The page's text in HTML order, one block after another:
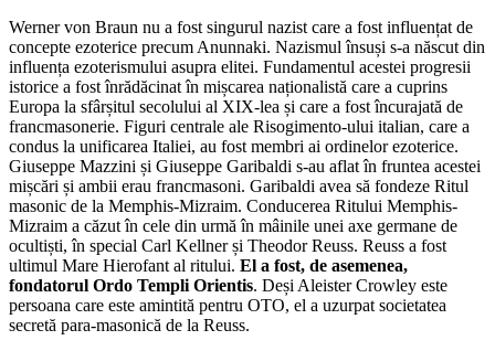
Werner von Braun nu a fost singurul nazist care a fost influențat de
concepte ezoterice precum Anunnaki. Nazismul însuși s-a născut din
influența ezoterismului asupra elitei. Fundamentul acestei progresii
istorice a fost înrădăcinat în mișcarea naționalistă care a cuprins
Europa la sfârșitul secolului al XIX-lea și care a fost încurajată de
francmasonerie. Figuri centrale ale Risogimento-ului italian, care a
condus la unificarea Italiei, au fost membri ai ordinelor ezoterice.
Giuseppe Mazzini și Giuseppe Garibaldi s-au aflat în fruntea acestei
mișcări și ambii erau francmasoni. Garibaldi avea să fondeze Ritul
masonic de la Memphis-Mizraim. Conducerea Ritului Memphis-
Mizraim a căzut în cele din urmă în mâinile unei axe germane de
ocultiști, în special Carl Kellner și Theodor Reuss. Reuss a fost
ultimul Mare Hierofant al ritului. El a fost, de asemenea,
fondatorul Ordo Templi Orientis. Deși Aleister Crowley este
persoana care este amintită pentru OTO, el a uzurpat societatea
secretă para-masonică de la Reuss.